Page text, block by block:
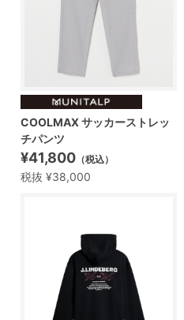
COOLMAX サッカーストレッ
チパンツ
¥41,800 （税込）
税抜 ¥38,000